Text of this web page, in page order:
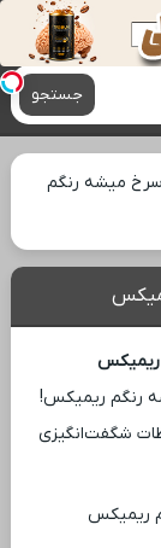
جستجو
سرخ میشه رنگم
ریمیکس
رنگم ریمیکس!
شگفت‌انگیزی